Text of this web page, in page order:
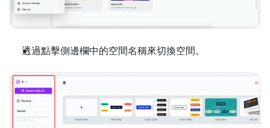
透過點擊側邊欄中的空間名稱來切換空間。